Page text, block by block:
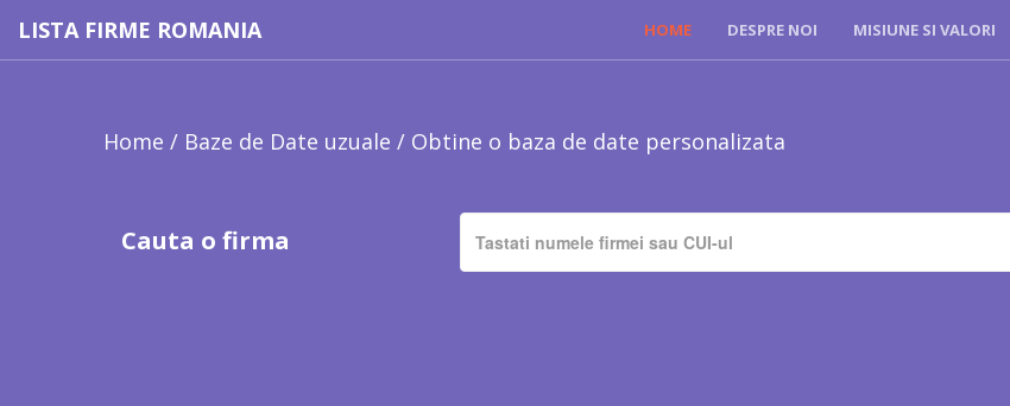
LISTA FIRME ROMANIA HOME DESPRE NOI MISIUNE SI VALORI
Home / Baze de Date uzuale / Obtine o baza de date personalizata
Cauta o firma